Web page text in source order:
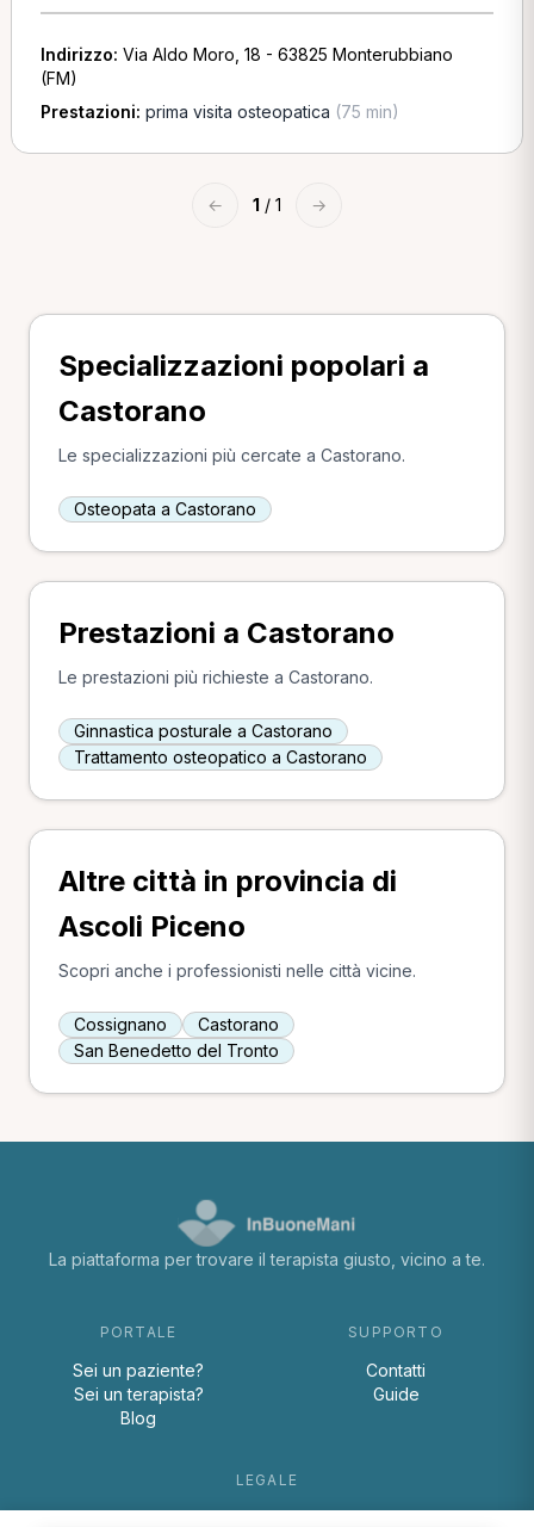
Indirizzo: Via Aldo Moro, 18 - 63825 Monterubbiano
(FM)
Prestazioni: prima visita osteopatica (75 min)
← 1 / 1 →
Specializzazioni popolari a
Castorano
Le specializzazioni più cercate a Castorano.
Osteopata a Castorano
Prestazioni a Castorano
Le prestazioni più richieste a Castorano.
Ginnastica posturale a Castorano
Trattamento osteopatico a Castorano
Altre città in provincia di
Ascoli Piceno
Scopri anche i professionisti nelle città vicine.
Cossignano
Castorano
San Benedetto del Tronto
La piattaforma per trovare il terapista giusto, vicino a te.
PORTALE
Sei un paziente?
Sei un terapista?
Blog
SUPPORTO
Contatti
Guide
LEGALE